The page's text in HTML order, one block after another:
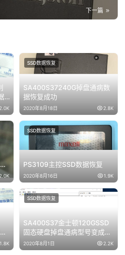
下一篇
2.0K
SA400S37240G掉盘通病数
据恢复成功
2020年8月18日 2.8K
SSD数据恢复
2.0K
PS3109主控SSD数据恢复
2020年8月16日 1.9K
SSD数据恢复
1.8K
SA400S37金士顿120GSSD
固态硬盘掉盘通病型号变成
SATAFIRM S11数据恢复成功
2020年8月1日 2.2K
SSD数据恢复